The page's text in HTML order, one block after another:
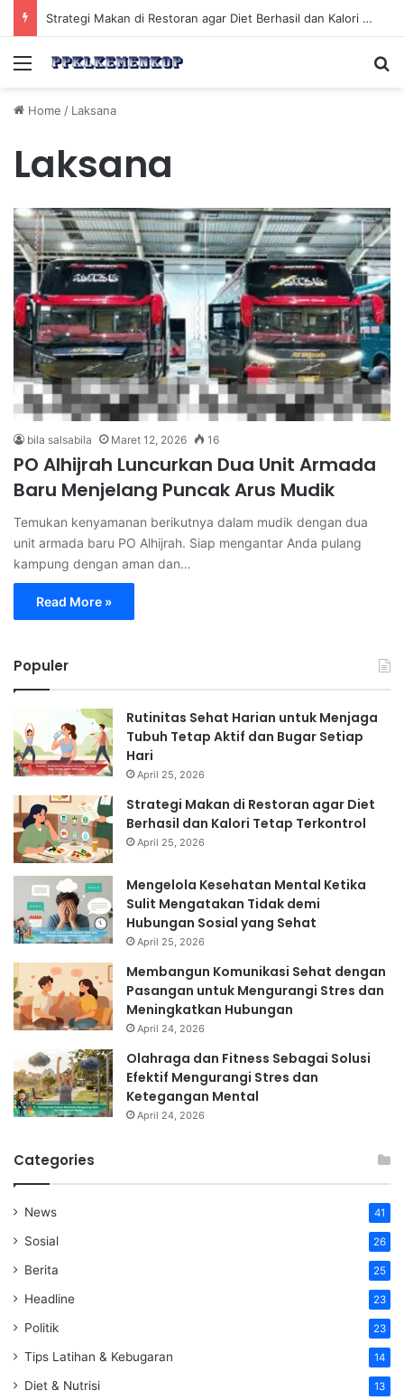
Strategi Makan di Restoran agar Diet Berhasil dan Kalori Tetap Terkontrol
Menu
Home / Laksana
Laksana
bila salsabila Maret 12, 2026 16
PO Alhijrah Luncurkan Dua Unit Armada
Baru Menjelang Puncak Arus Mudik
Temukan kenyamanan berikutnya dalam mudik dengan dua
unit armada baru PO Alhijrah. Siap mengantar Anda pulang
kampung dengan aman dan…
Read More »
Populer
Rutinitas Sehat Harian untuk Menjaga
Tubuh Tetap Aktif dan Bugar Setiap
Hari
April 25, 2026
Strategi Makan di Restoran agar Diet
Berhasil dan Kalori Tetap Terkontrol
April 25, 2026
Mengelola Kesehatan Mental Ketika
Sulit Mengatakan Tidak demi
Hubungan Sosial yang Sehat
April 25, 2026
Membangun Komunikasi Sehat dengan
Pasangan untuk Mengurangi Stres dan
Meningkatkan Hubungan
April 24, 2026
Olahraga dan Fitness Sebagai Solusi
Efektif Mengurangi Stres dan
Ketegangan Mental
April 24, 2026
Categories
News 41
Sosial 26
Berita 25
Headline 23
Politik 23
Tips Latihan & Kebugaran 14
Diet & Nutrisi 13